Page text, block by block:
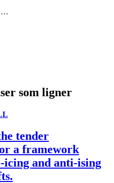
…
som ligner
tender
a framework
icing and anti-ising